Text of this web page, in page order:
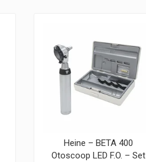
Heine – BETA 400
Otoscoop LED F.O. – Set